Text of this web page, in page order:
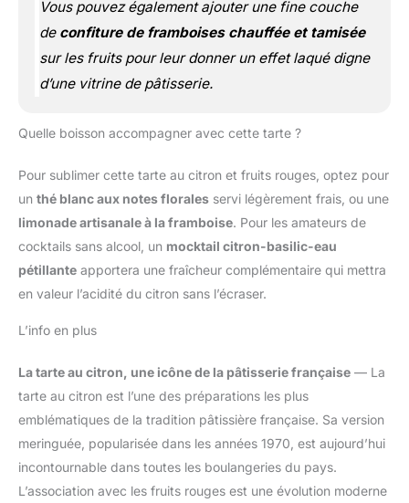
Vous pouvez également ajouter une fine couche
de confiture de framboises chauffée et tamisée
sur les fruits pour leur donner un effet laqué digne
d’une vitrine de pâtisserie.
Quelle boisson accompagner avec cette tarte ?
Pour sublimer cette tarte au citron et fruits rouges, optez pour
un thé blanc aux notes florales servi légèrement frais, ou une
limonade artisanale à la framboise. Pour les amateurs de
cocktails sans alcool, un mocktail citron-basilic-eau
pétillante apportera une fraîcheur complémentaire qui mettra
en valeur l’acidité du citron sans l’écraser.
L’info en plus
La tarte au citron, une icône de la pâtisserie française — La
tarte au citron est l’une des préparations les plus
emblématiques de la tradition pâtissière française. Sa version
meringuée, popularisée dans les années 1970, est aujourd’hui
incontournable dans toutes les boulangeries du pays.
L’association avec les fruits rouges est une évolution moderne